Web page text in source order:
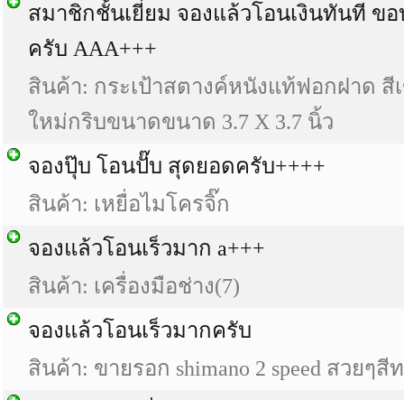
สมาชิกชั้นเยี่ยม จองแล้วโอนเงินทันที ข
ครับ AAA+++
สินค้า: กระเป้าสตางค์หนังแท้ฟอกฝาด สี
ใหม่กริบขนาดขนาด 3.7 X 3.7 นิ้ว
จองปุ๊บ โอนปั๊บ สุดยอดครับ++++
สินค้า: เหยื่อไมโครจิ๊ก
จองแล้วโอนเร็วมาก a+++
สินค้า: เครื่องมือช่าง(7)
จองแล้วโอนเร็วมากครับ
สินค้า: ขายรอก shimano 2 speed สวยๆสี